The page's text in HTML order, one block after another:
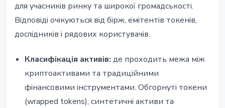
для учасників ринку та широкої громадськості.
Відповіді очікуються від бірж, емітентів токенів,
дослідників і рядових користувачів.
Класифікація активів: де проходить межа між
криптоактивами та традиційними
фінансовими інструментами. Обгорнуті токени
(wrapped tokens), синтетичні активи та